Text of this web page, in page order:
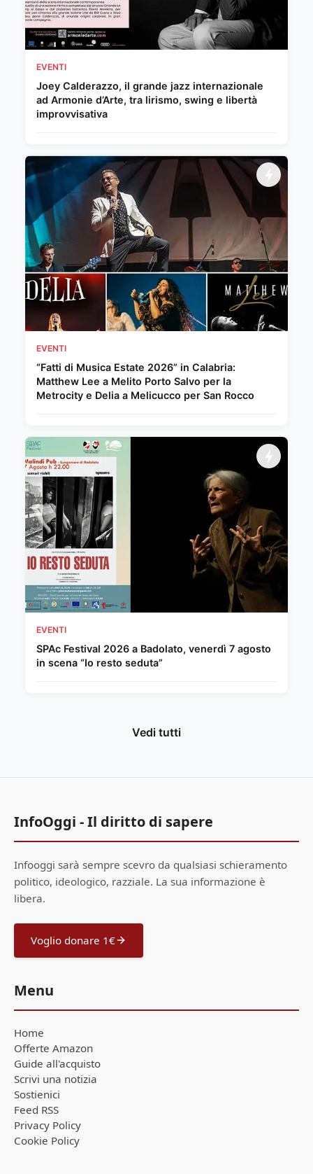
EVENTI
Joey Calderazzo, il grande jazz internazionale
ad Armonie d’Arte, tra lirismo, swing e libertà
improvvisativa
EVENTI
“Fatti di Musica Estate 2026” in Calabria:
Matthew Lee a Melito Porto Salvo per la
Metrocity e Delia a Melicucco per San Rocco
EVENTI
SPAc Festival 2026 a Badolato, venerdì 7 agosto
in scena “Io resto seduta”
Vedi tutti
InfoOggi - Il diritto di sapere
Infooggi sarà sempre scevro da qualsiasi schieramento
politico, ideologico, razziale. La sua informazione è
libera.
Voglio donare 1€
Menu
Home
Offerte Amazon
Guide all'acquisto
Scrivi una notizia
Sostienici
Feed RSS
Privacy Policy
Cookie Policy